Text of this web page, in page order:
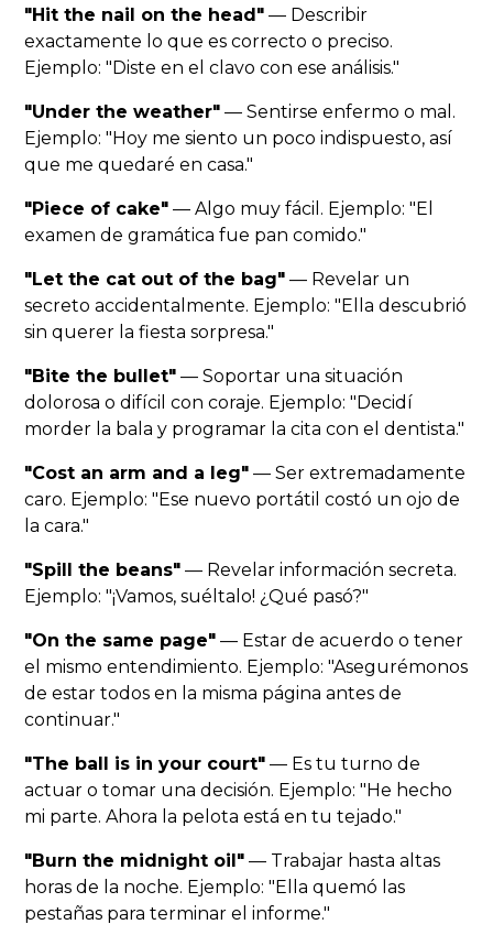
"Hit the nail on the head" — Describir
exactamente lo que es correcto o preciso.
Ejemplo: "Diste en el clavo con ese análisis."
"Under the weather" — Sentirse enfermo o mal.
Ejemplo: "Hoy me siento un poco indispuesto, así
que me quedaré en casa."
"Piece of cake" — Algo muy fácil. Ejemplo: "El
examen de gramática fue pan comido."
"Let the cat out of the bag" — Revelar un
secreto accidentalmente. Ejemplo: "Ella descubrió
sin querer la fiesta sorpresa."
"Bite the bullet" — Soportar una situación
dolorosa o difícil con coraje. Ejemplo: "Decidí
morder la bala y programar la cita con el dentista."
"Cost an arm and a leg" — Ser extremadamente
caro. Ejemplo: "Ese nuevo portátil costó un ojo de
la cara."
"Spill the beans" — Revelar información secreta.
Ejemplo: "¡Vamos, suéltalo! ¿Qué pasó?"
"On the same page" — Estar de acuerdo o tener
el mismo entendimiento. Ejemplo: "Asegurémonos
de estar todos en la misma página antes de
continuar."
"The ball is in your court" — Es tu turno de
actuar o tomar una decisión. Ejemplo: "He hecho
mi parte. Ahora la pelota está en tu tejado."
"Burn the midnight oil" — Trabajar hasta altas
horas de la noche. Ejemplo: "Ella quemó las
pestañas para terminar el informe."